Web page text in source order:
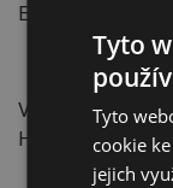
EN 360
Vyrobeno v EU
Hmotnost: 1,70 kg
Tyto
Tyto
cookie
jejich